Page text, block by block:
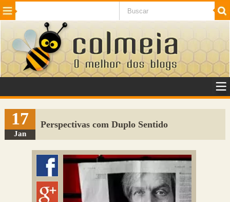
Beleza Cinema e TV
Internet Jogos NotÃ­cias SaÃºde
VeÃ­culos Adulto
Sugerir Link
Adicionar Blog
Colmeia Exchange
17
Jan
Perspectivas com Duplo Sentido